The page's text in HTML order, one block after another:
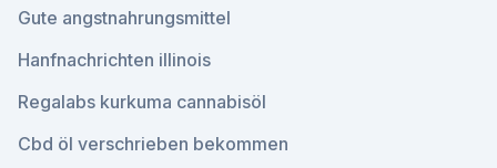
Gute angstnahrungsmittel
Hanfnachrichten illinois
Regalabs kurkuma cannabisöl
Cbd öl verschrieben bekommen